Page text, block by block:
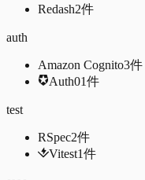
Redash2件
auth
Amazon Cognito3件
Auth01件
test
RSpec2件
Vitest1件